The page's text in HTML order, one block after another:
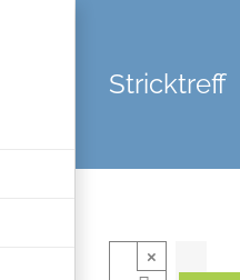
Stricktreff
×